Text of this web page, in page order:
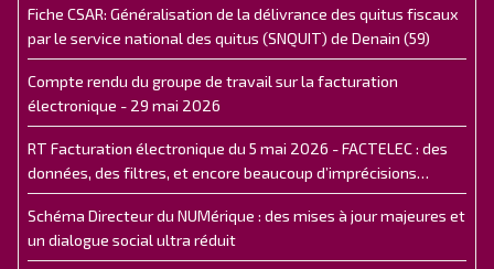
Fiche CSAR: Généralisation de la délivrance des quitus fiscaux
par le service national des quitus (SNQUIT) de Denain (59)
Compte rendu du groupe de travail sur la facturation
électronique - 29 mai 2026
RT Facturation électronique du 5 mai 2026 - FACTELEC : des
données, des filtres, et encore beaucoup d’imprécisions…
Schéma Directeur du NUMérique : des mises à jour majeures et
un dialogue social ultra réduit